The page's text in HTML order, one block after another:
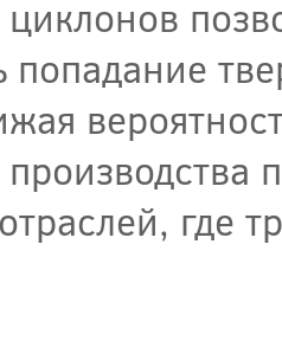
попадание
где